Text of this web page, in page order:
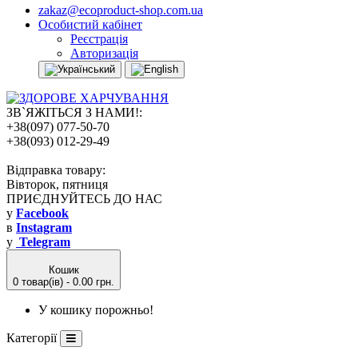
zakaz@ecoproduct-shop.com.ua
Особистий кабінет
Реєстрація
Авторизація
ЗВ`ЯЖІТЬСЯ З НАМИ!:
‎+38(097) 077-50-70
+38(093) 012-29-49
Відправка товару:
Вівторок, пятниця
ПРИЄДНУЙТЕСЬ ДО НАС
у Facebook
в Instagram
у Telegram
Кошик
0 товар(ів) - 0.00 грн.
У кошику порожньо!
Категорії